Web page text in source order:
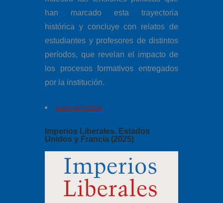
han marcado esta trayectoria
histórica y concluye con relatos de
estudiantes y profesores de distintos
períodos, que revelan el impacto de
los procesos formativos entregados
por la institución.
Leer en línea
Imperios Liberales. Estados
Unidos y Francia (2025)